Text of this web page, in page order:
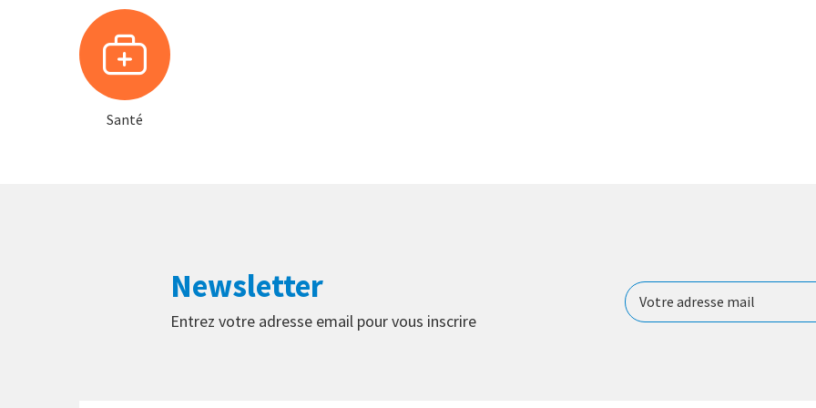
Santé
Newsletter
Entrez votre adresse email pour vous inscrire